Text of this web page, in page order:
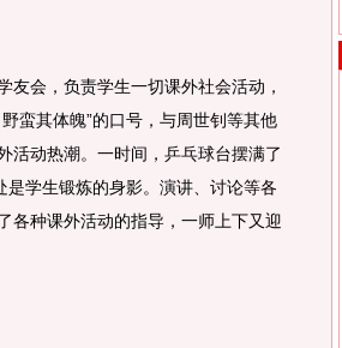
会，负责学生一切课外社会活动，
蛮其体魄”的口号，与周世钊等其他
活动热潮。一时间，乒乓球台摆满了
学生锻炼的身影。演讲、讨论等各
各种课外活动的指导，一师上下又迎